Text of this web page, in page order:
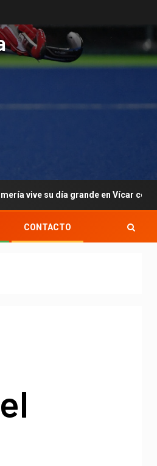
día grande en Vícar con su gala
CONTACTO